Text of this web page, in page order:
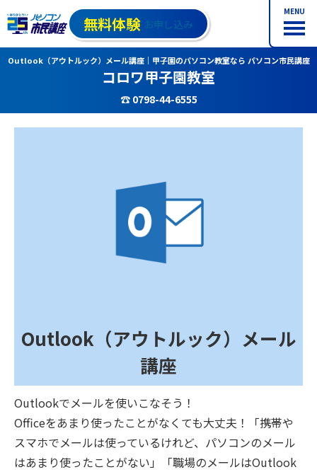
MENU
無料体験 お申し込み
Outlook（アウトルック）メール講座｜甲子園のパソコン教室なら パソコン市民講座
コロワ甲子園教室
☎ 0798-44-6555
Outlook（アウトルック）メール
講座
Outlookでメールを使いこなそう！
Officeをあまり使ったことがなくても大丈夫！「携帯や
スマホでメールは使っているけれど、パソコンのメール
はあまり使ったことがない」「職場のメールはOutlook